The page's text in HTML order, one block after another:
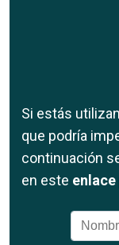
Si estás
que podría
continuación
en este enlace